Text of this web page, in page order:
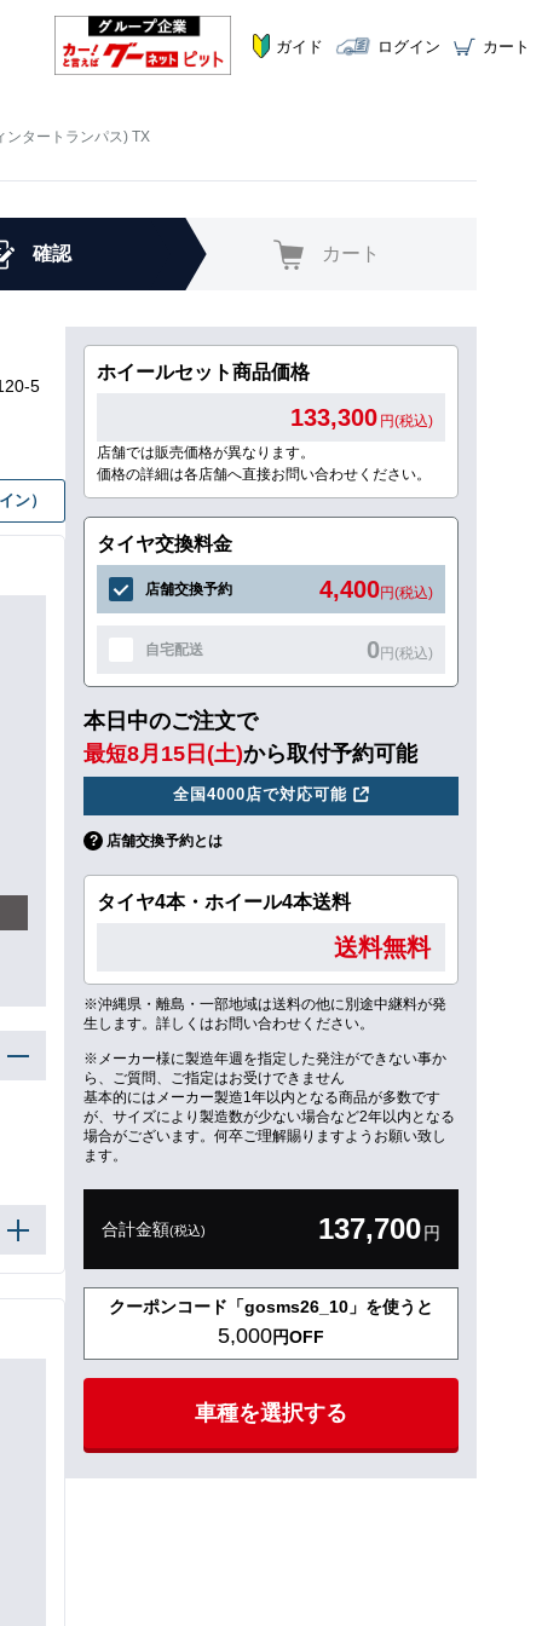
ガイド ログイン カート
ンタートランパス) TX
確認 カート
5
ン）
ホイールセット商品価格
133,300 円(税込)
店舗では販売価格が異なります。
価格の詳細は各店舗へ直接お問い合わせください。
タイヤ交換料金
店舗交換予約 4,400円(税込)
自宅配送 0円(税込)
本日中のご注文で
最短8月15日(土)から取付予約可能
全国4000店で対応可能
店舗交換予約とは
タイヤ4本・ホイール4本送料
送料無料
※沖縄県・離島・一部地域は送料の他に別途中継料が発
生します。詳しくはお問い合わせください。
※メーカー様に製造年週を指定した発注ができない事か
ら、ご質問、ご指定はお受けできません
基本的にはメーカー製造1年以内となる商品が多数です
が、サイズにより製造数が少ない場合など2年以内となる
場合がございます。何卒ご理解賜りますようお願い致し
ます。
合計金額(税込) 137,700円
クーポンコード「gosms26_10」を使うと
5,000円OFF
車種を選択する